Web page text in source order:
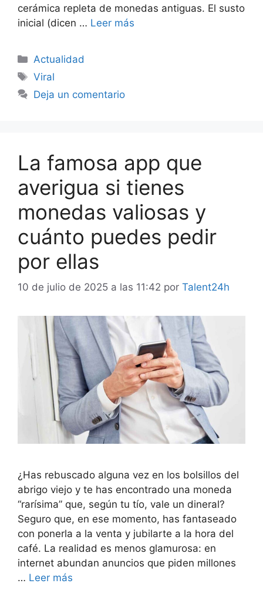
cerámica repleta de monedas antiguas. El susto
inicial (dicen … Leer más
Categorías
Actualidad
Etiquetas
Viral
Deja un comentario
La famosa app que
averigua si tienes
monedas valiosas y
cuánto puedes pedir
por ellas
10 de julio de 2025 a las 11:42 por Talent24h
¿Has rebuscado alguna vez en los bolsillos del
abrigo viejo y te has encontrado una moneda
“rarísima” que, según tu tío, vale un dineral?
Seguro que, en ese momento, has fantaseado
con ponerla a la venta y jubilarte a la hora del
café. La realidad es menos glamurosa: en
internet abundan anuncios que piden millones
… Leer más